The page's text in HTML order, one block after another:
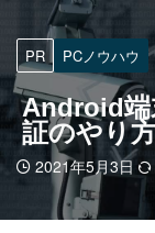
PR PCノウハウ
Android端
証のやり
2021年5月3日